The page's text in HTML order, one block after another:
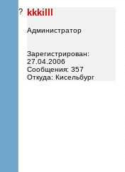
? kkkilll
Администратор
Зарегистрирован:
27.04.2006
Сообщения: 357
Откуда: Кисельбург